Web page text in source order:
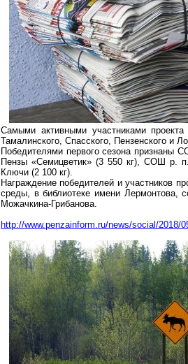
Самыми активными участниками
Тамалинского, Спасского, Пензенского и
Победителями первого сезонапризнаны
Пензы «Семицветик» (3 550 кг), СОШ р.
Ключи (2 100 кг).
Награждение победителей и участников
среды, в библиотеке имени Лермонтова,
Можачкина-Грибанова.
http://www.penzainform.ru/news/social/